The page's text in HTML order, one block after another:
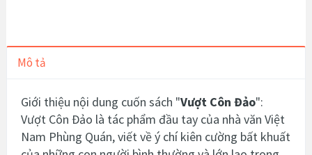
Mô tả
Giới thiệu nội dung cuốn sách "Vượt Côn Đảo":
Vượt Côn Đảo là tác phẩm đầu tay của nhà văn Việt
Nam Phùng Quán, viết về ý chí kiên cường bất khuất